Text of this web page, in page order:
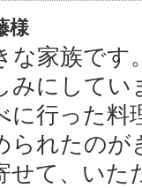
様
な家族で
みにして
に行った料
られたの
せて、い